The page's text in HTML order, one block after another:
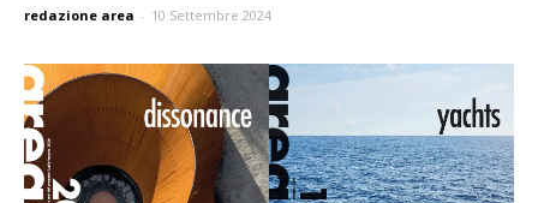
redazione area - 10 Settembre 2024